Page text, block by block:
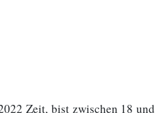
Zeit, bist zwischen 18 und